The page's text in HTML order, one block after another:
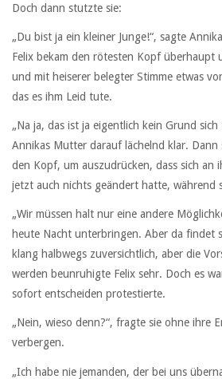
Doch dann stutzte sie:
„Du bist ja ein kleiner Junge!“, sagte
Felix bekam den rötesten Kopf überhaupt
und mit heiserer belegter Stimme etwas
das es ihm Leid tute.
„Na ja, das ist ja eigentlich kein Grund
Annikas Mutter darauf lächelnd klar. Dann
den Kopf, um auszudrücken, dass sich an
jetzt auch nichts geändert hatte, während
„Wir müssen halt nur eine andere
heute Nacht unterbringen. Aber da findet
klang halbwegs zuversichtlich, aber die
werden beunruhigte Felix sehr. Doch es
sofort entscheiden protestierte.
„Nein, wieso denn?“, fragte sie ohne ihre
verbergen.
„Ich habe nie jemanden, der bei uns